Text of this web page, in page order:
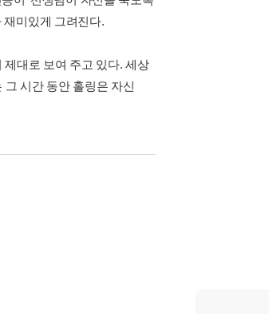
미있게 그려진다.
대로 보여 주고 있다. 세상
시간 동안 홀링은 자신